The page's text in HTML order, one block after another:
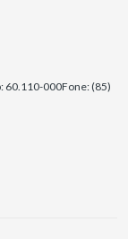
60.110-000Fone: (85)